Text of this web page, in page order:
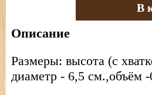
В
Описание
Размеры: высота (с
диаметр - 6,5 см.,объём -